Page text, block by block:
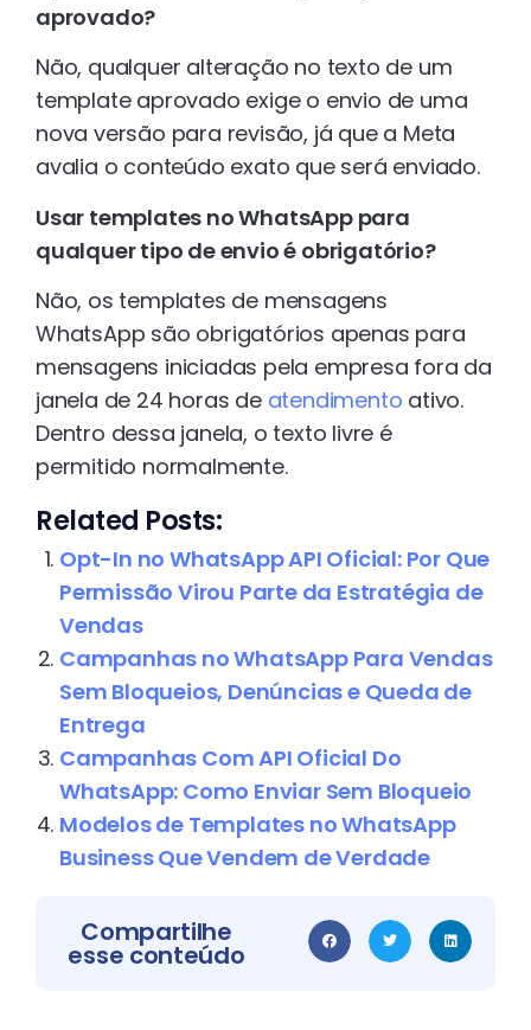
aprovado?
Não, qualquer alteração no texto de um
template aprovado exige o envio de uma
nova versão para revisão, já que a Meta
avalia o conteúdo exato que será enviado.
Usar templates no WhatsApp para
qualquer tipo de envio é obrigatório?
Não, os templates de mensagens
WhatsApp são obrigatórios apenas para
mensagens iniciadas pela empresa fora da
janela de 24 horas de atendimento ativo.
Dentro dessa janela, o texto livre é
permitido normalmente.
Related Posts:
Opt-In no WhatsApp API Oficial: Por Que
Permissão Virou Parte da Estratégia de
Vendas
Campanhas no WhatsApp Para Vendas
Sem Bloqueios, Denúncias e Queda de
Entrega
Campanhas Com API Oficial Do
WhatsApp: Como Enviar Sem Bloqueio
Modelos de Templates no WhatsApp
Business Que Vendem de Verdade
Compartilhe
esse conteúdo